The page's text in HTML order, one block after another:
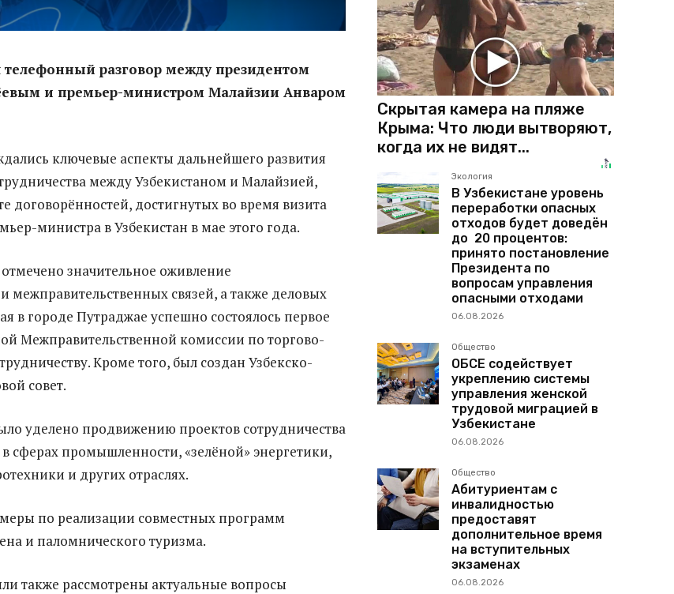
телефонный разговор между президентом
и премьер-министром Малайзии Анваром
ключевые аспекты дальнейшего развития
между Узбекистаном и Малайзией,
договорённостей, достигнутых во время визита
министра в Узбекистан в мае этого года.
значительное оживление
межправительственных связей, а также деловых
в городе Путраджае успешно состоялось первое
Межправительственной комиссии по торгово-
Кроме того, был создан Узбекско-
совет.
уделено продвижению проектов сотрудничества
сферах промышленности, «зелёной» энергетики,
и других отраслях.
по реализации совместных программ
и паломнического туризма.
также рассмотрены актуальные вопросы
Скрытая камера на пляже
Крыма: Что люди вытворяют,
когда их не видят...
Экология
В Узбекистане уровень
переработки опасных
отходов будет доведён
до 20 процентов:
принято постановление
Президента по
вопросам управления
опасными отходами
06.08.2026
Общество
ОБСЕ содействует
укреплению системы
управления женской
трудовой миграцией в
Узбекистане
06.08.2026
Общество
Абитуриентам с
инвалидностью
предоставят
дополнительное время
на вступительных
экзаменах
06.08.2026